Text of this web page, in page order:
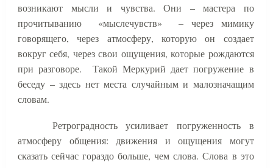
возникают мысли и чувства. Они – мастера по
прочитыванию
«мыслечувств»
– через мимику
говорящего, через атмосферу, которую он создает
вокруг себя, через свои ощущения, которые рождаются
при разговоре.
Такой Меркурий дает погружение в
беседу – здесь нет места случайным и малозначащим
словам.
Ретроградность усиливает погруженность в
атмосферу общения: движения и ощущения могут
сказать сейчас гораздо больше, чем слова. Слова в это